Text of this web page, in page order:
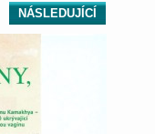
NÁSLEDUJÍCÍ